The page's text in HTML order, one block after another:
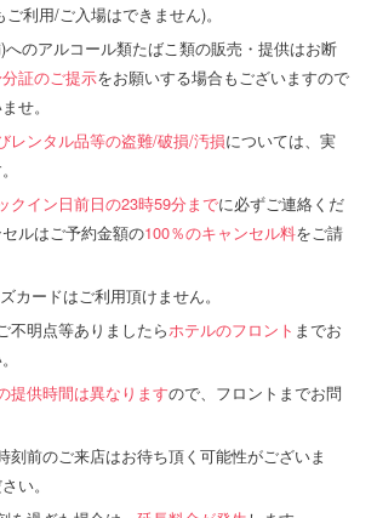
利用/ご入場はできません)。
へのアルコール類たばこ類の販売・提供はお断
証のご提示をお願いする場合もございますので
せ。
レンタル品等の盗難/破損/汚損については、実
クイン日前日の23時59分までに必ずご連絡くだ
ルはご予約金額の100％のキャンセル料をご請
カードはご利用頂けません。
不明点等ありましたらホテルのフロント までお
提供時間は異なりますので、フロントまでお問
刻前のご来店はお待ち頂く可能性がございま
い。